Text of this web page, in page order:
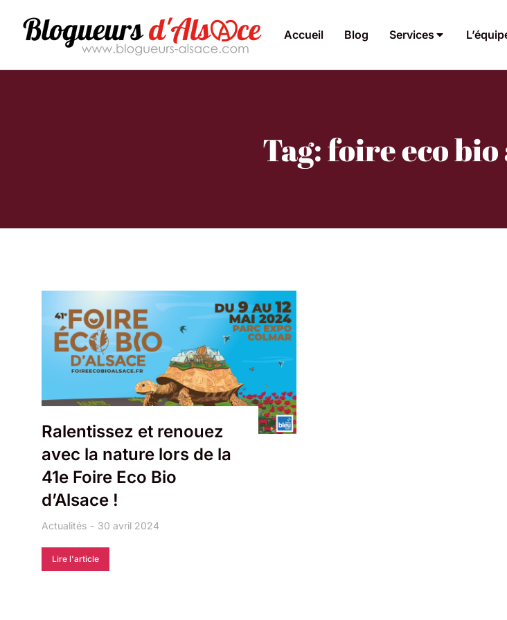
Accueil Blog Services
Tag: foire eco
Ralentissez et renouez
avec la nature lors de la
41e Foire Eco Bio
d’Alsace !
Actualités 30 avril 2024
Lire l'article